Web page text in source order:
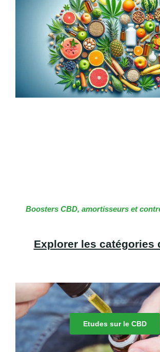
Boosters CBD, amortisseurs et
Explorer les catégories
Etudes sur le CBD